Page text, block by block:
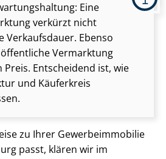
Eine
verkürzt nicht
Verkaufsdauer. Ebenso
Vermarktung
Preis. Entscheidend ist, wie
und Käuferkreis
zu Ihrer Ge­wer­be­im­mo­bi­lie
passt, klären wir im